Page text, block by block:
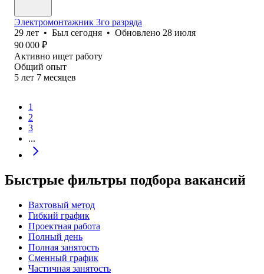
Электромонтажник 3го разряда
29 лет • Был сегодня • Обновлено 28 июля
90 000 ₽
Активно ищет работу
Общий опыт
5 лет 7 месяцев
1
2
3
...
Быстрые фильтры подбора вакансий
Вахтовый метод
Гибкий график
Проектная работа
Полный день
Полная занятость
Сменный график
Частичная занятость